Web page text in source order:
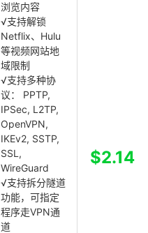
浏览内容
√支持解锁
Netflix、Hulu
等视频网站地
域限制
√支持多种协
议： PPTP,
IPSec, L2TP,
OpenVPN,
IKEv2, SSTP,
SSL,
WireGuard
√支持拆分隧道
功能，可指定
程序走VPN通
道
$2.14